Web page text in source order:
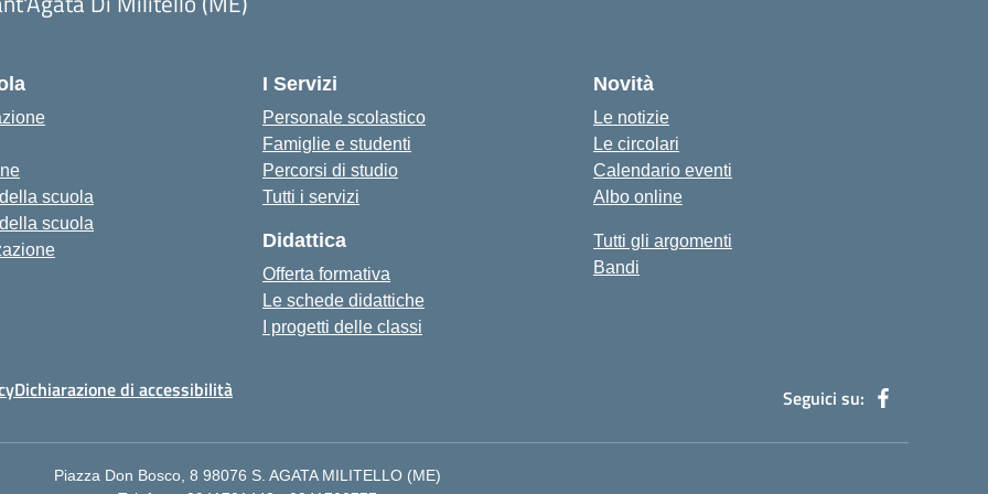
scuola
scuola
I Servizi
Personale scolastico
Famiglie e studenti
Percorsi di studio
Tutti i servizi
Didattica
Offerta formativa
Le schede didattiche
I progetti delle classi
Novità
Le notizie
Le circolari
Calendario eventi
Albo online
Tutti gli argomenti
Bandi
Dichiarazione di accessibilità Seguici su:
Piazza Don Bosco, 8 98076 S. AGATA MILITELLO (ME)